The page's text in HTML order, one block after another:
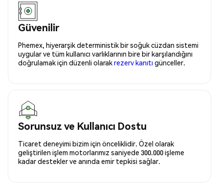
Güvenilir
Phemex, hiyerarşik deterministik bir soğuk cüzdan sistemi
uygular ve tüm kullanıcı varlıklarının bire bir karşılandığını
doğrulamak için düzenli olarakrezerv kanıtı günceller.
Sorunsuz ve Kullanıcı Dostu
Ticaret deneyimi bizim için önceliklidir. Özel olarak
geliştirilen işlem motorlarımız saniyede 300.000 işleme
kadar destekler ve anında emir tepkisi sağlar.